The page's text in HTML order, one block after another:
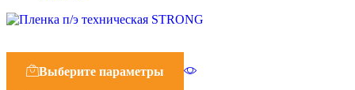
Выберите параметры